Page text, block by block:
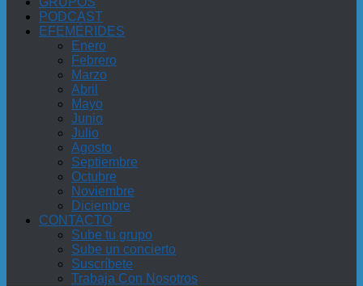
PODCAST
EFEMÉRIDES
Enero
Febrero
Marzo
Abril
Mayo
Junio
Julio
Agosto
Septiembre
Octubre
Noviembre
Diciembre
CONTACTO
Sube tu grupo
Sube un concierto
Suscríbete
Trabaja Con Nosotros